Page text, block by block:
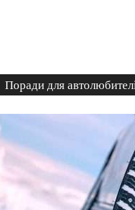
Поради для